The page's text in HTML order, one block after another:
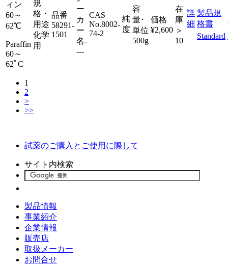
ィン
60～
62℃
Paraffin
60～
62ﾟC
規
格・
用途
化学
用
品番
58291-
1501
ー
カ
ー
名-
---
CAS
No.8002-
74-2
純
度
容
量･
単位
500g
価格
¥2,600
在
庫
＞
10
詳
細
製品規
格書
Standard
1
2
>
>>
試薬のご購入とご使用に際して
サイト内検索
製品情報
事業紹介
企業情報
販売店
取扱メーカー
お問合せ